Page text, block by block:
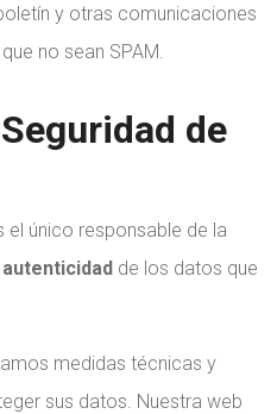
y otras comunicaciones
no sean SPAM.
de
el único responsable de la
de los datos que
medidas técnicas y
sus datos. Nuestra web